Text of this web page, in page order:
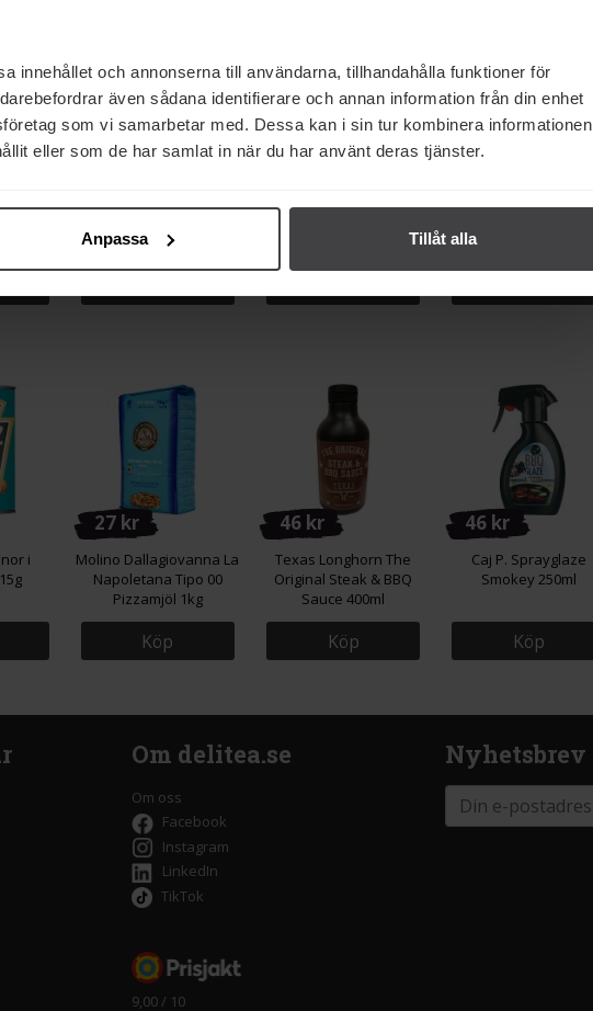
innehållet och annonserna till användarna, tillhandahålla funktioner för
även sådana identifierare och annan information från din enhet
som vi samarbetar med. Dessa kan i sin tur kombinera informationen
eller som de har samlat in när du har använt deras tjänster.
Anpassa Tillåt alla
Rökt
Try Me Tigersås Original
Risberg Vitlök Krossad
Risberg Ingefära
i
27 kr
Molino Dallagiovanna La
Napoletana Tipo 00
Pizzamjöl 1kg
Köp
46 kr
Texas Longhorn The
Original Steak & BBQ
Sauce 400ml
Köp
46 kr
Caj P. Sprayglaze
Smokey 250ml
Köp
Om delitea.se
Om oss
Facebook
Instagram
LinkedIn
TikTok
9,00 / 10
Nyhetsbrev